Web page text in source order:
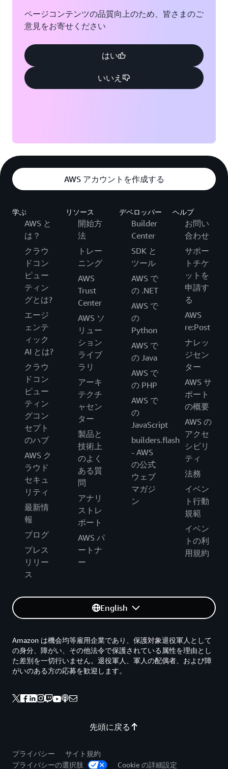
ページコンテンツの品質向上のため、皆さまのご
意見をお寄せください
はい
いいえ
AWS アカウントを作成する
学ぶ
AWS と
は？
クラウ
ドコン
ピュー
ティン
グとは?
エージ
ェンテ
ィック
AI とは?
クラウ
ドコン
ピュー
ティン
グコン
セプト
のハブ
AWS ク
ラウド
セキュ
リティ
最新情
報
ブログ
プレス
リリー
ス
リソース
開始方
法
トレー
ニング
AWS
Trust
Center
AWS ソ
リュー
ション
ライブ
ラリ
アーキ
テクチ
ャセン
ター
製品と
技術上
のよく
ある質
問
アナリ
ストレ
ポート
AWS パ
ートナ
ー
デベロッパー
Builder
Center
SDK と
ツール
AWS で
の .NET
AWS で
の
Python
AWS で
の Java
AWS で
の PHP
AWS で
の
JavaScript
builders.flash
- AWS
の公式
ウェブ
マガジ
ン
ヘルプ
お問い
合わせ
サポー
トチケ
ットを
申請す
る
AWS
re:Post
ナレッ
ジセン
ター
AWS サ
ポート
の概要
AWS の
アクセ
シビリ
ティ
法務
イベン
ト行動
規範
イベン
トの利
用規約
English
先頭に戻る
Amazon は機会均等雇用企業であり、保護対象退役軍人として
の身分、障がい、その他法令で保護されている属性を理由とし
た差別を一切行いません。退役軍人、軍人の配偶者、および障
がいのある方の応募を歓迎します。
プライバシー
サイト規約
プライバシーの選択肢
Cookie の詳細設定